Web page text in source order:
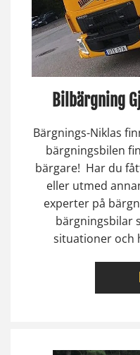
Bilbärgning
Bärgnings-Niklas
bärgningsbilen
bärgare! Har du
eller utmed
experter på
bärgningsbilar
situationer och